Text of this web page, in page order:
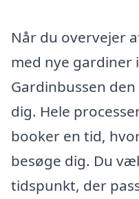
Når du overvejer
med nye gardiner
Gardinbussen
dig. Hele
booker en tid,
besøge dig. Du
tidspunkt, der